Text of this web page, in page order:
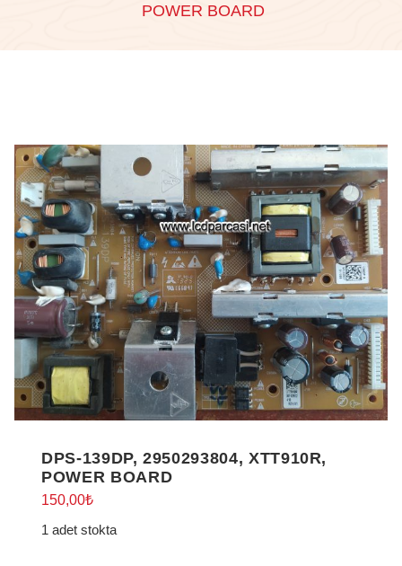
POWER BOARD
DPS-139DP, 2950293804, XTT910R,
POWER BOARD
150,00₺
1 adet stokta